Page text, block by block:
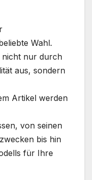
Wahl.
nicht nur durch
aus, sondern
Artikel werden
von seinen
bis hin
für Ihre